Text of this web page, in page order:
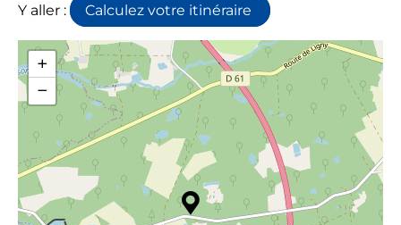
Y aller : Calculez votre itinéraire
+
−